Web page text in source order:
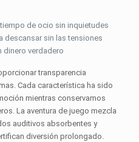
de ocio sin inquietudes
descansar sin las tensiones
dinero verdadero
transparencia
Cada característica ha sido
mientras conservamos
La aventura de juego mezcla
auditivos absorbentes y
diversión prolongado.